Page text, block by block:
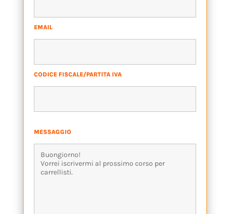
EMAIL
CODICE FISCALE/PARTITA IVA
MESSAGGIO